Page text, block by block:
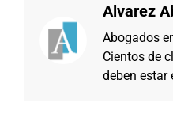
Alvarez
Abogados
Cientos de
deben estar